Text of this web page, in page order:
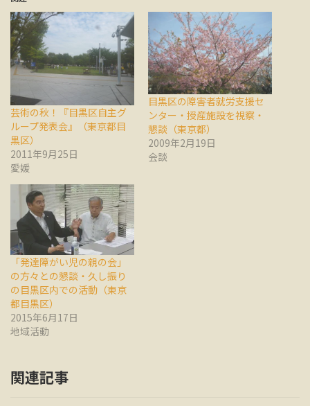
芸術の秋！『目黒区自主グ
ループ発表会』（東京都目
黒区）
2011年9月25日
愛媛
目黒区の障害者就労支援セ
ンター・授産施設を視察・
懇談（東京都）
2009年2月19日
会談
「発達障がい児の親の会」
の方々との懇談・久し振り
の目黒区内での活動（東京
都目黒区）
2015年6月17日
地域活動
関連記事